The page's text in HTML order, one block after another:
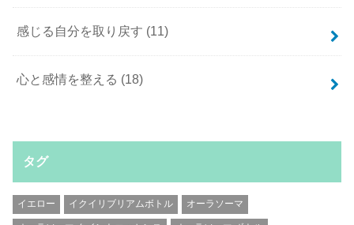
感じる自分を取り戻す (11)
心と感情を整える (18)
タグ
イエロー イクイリブリアムボトル オーラソーマ